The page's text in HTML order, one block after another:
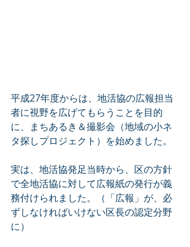
平成27年度からは、地活協の広報担当
者に視野を広げてもらうことを目的
に、まちあるき＆撮影会（地域の小ネ
タ探しプロジェクト）を始めました。
実は、地活協発足当時から、区の方針
で全地活協に対して広報紙の発行が義
務付けられました。（「広報」が、必
ずしなければいけない区長の認定分野
に）